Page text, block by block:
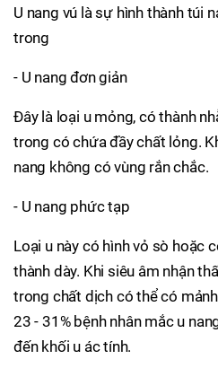
U nang vú là sự hình thành túi
trong
- U nang đơn giản
Đây là loại u mỏng, có thành
trong có chứa đầy chất lỏng.
nang không có vùng rắn chắc.
- U nang phức tạp
Loại u này có hình vỏ sò hoặc
thành dày. Khi siêu âm nhận
trong chất dịch có thể có
23 - 31% bệnh nhân mắc u
đến khối u ác tính.